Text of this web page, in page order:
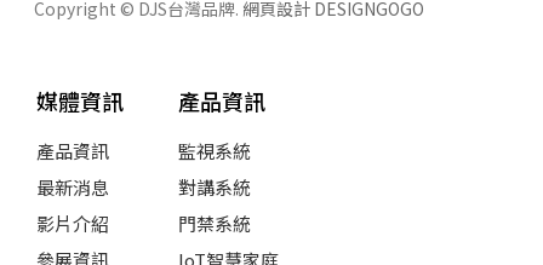
Copyright © DJS台灣品牌. 網頁設計 DESIGNGOGO
媒體資訊
產品資訊
最新消息
影片介紹
參展資訊
產品資訊
監視系統
對講系統
門禁系統
IoT智慧家庭